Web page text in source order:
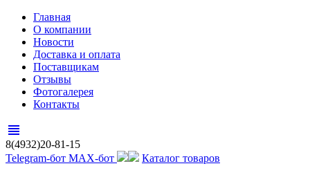
Главная
О компании
Новости
Доставка и оплата
Поставщикам
Отзывы
Фотогалерея
Контакты
view_headline
8(4932)20-81-15
Telegram-бот MAX-бот
Каталог товаров